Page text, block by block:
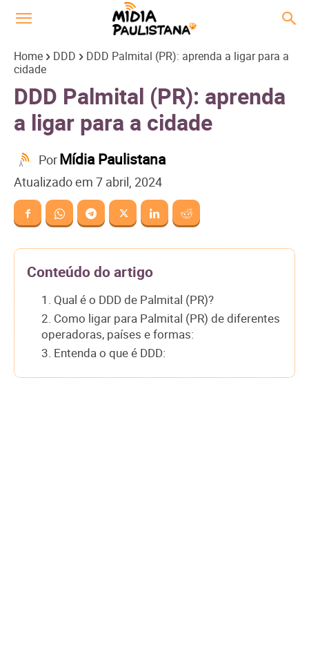
Home DDD
DDD Palmital (PR): aprenda a ligar para a
cidade
DDD Palmital (PR): aprenda
a ligar para a cidade
PorMídia Paulistana
Atualizado em 7 abril, 2024
Conteúdo do artigo
1. Qual é o DDD de Palmital (PR)?
2. Como ligar para Palmital (PR) de diferentes
operadoras, países e formas:
3. Entenda o que é DDD: